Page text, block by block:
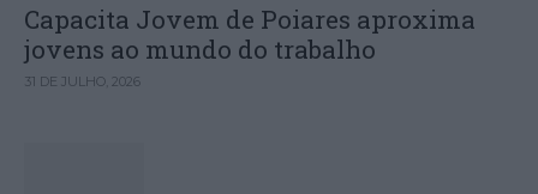
Capacita Jovem de Poiares aproxima
jovens ao mundo do trabalho
31 DE JULHO, 2026